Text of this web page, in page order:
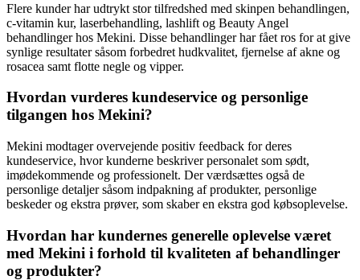
Flere kunder har udtrykt stor tilfredshed med skinpen behandlingen,
c-vitamin kur, laserbehandling, lashlift og Beauty Angel
behandlinger hos Mekini. Disse behandlinger har fået ros for at give
synlige resultater såsom forbedret hudkvalitet, fjernelse af akne og
rosacea samt flotte negle og vipper.
Hvordan vurderes kundeservice og personlige
tilgangen hos Mekini?
Mekini modtager overvejende positiv feedback for deres
kundeservice, hvor kunderne beskriver personalet som sødt,
imødekommende og professionelt. Der værdsættes også de
personlige detaljer såsom indpakning af produkter, personlige
beskeder og ekstra prøver, som skaber en ekstra god købsoplevelse.
Hvordan har kundernes generelle oplevelse været
med Mekini i forhold til kvaliteten af behandlinger
og produkter?